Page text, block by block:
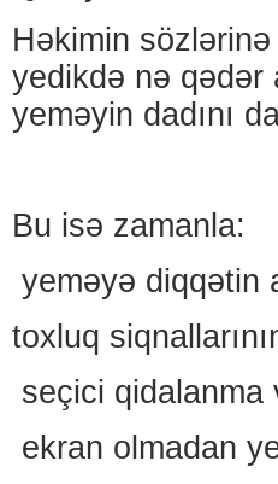
Həkimin
yedikdə nə qədər
yeməyin dadını
Bu isə zamanla:
yeməyə diqqətin
toxluq
seçici qidalanma
ekran olmadan